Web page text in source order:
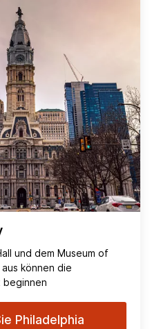
und dem Museum of
können die
beginnen
Philadelphia